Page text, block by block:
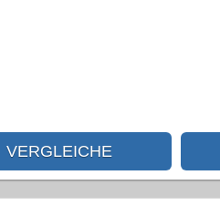
VERGLEICHE